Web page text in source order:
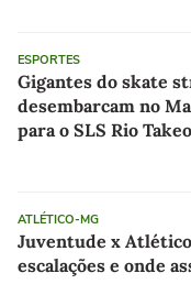
ESPORTES
Gigantes do skate
desembarcam no
para o SLS Rio
ATLÉTICO-MG
Juventude x
escalações e onde